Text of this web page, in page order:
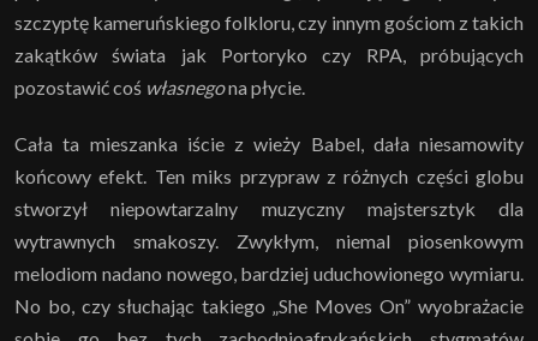
szczyptę kameruńskiego folkloru, czy innym gościom z takich
zakątków świata jak Portoryko czy RPA, próbujących
pozostawić coś własnegona płycie.
Cała ta mieszanka iście z wieży Babel, dała niesamowity
końcowy efekt. Ten miks przypraw z różnych części globu
stworzył niepowtarzalny muzyczny majstersztyk dla
wytrawnych smakoszy. Zwykłym, niemal piosenkowym
melodiom nadano nowego, bardziej uduchowionego wymiaru.
No bo, czy słuchając takiego „She Moves On” wyobrażacie